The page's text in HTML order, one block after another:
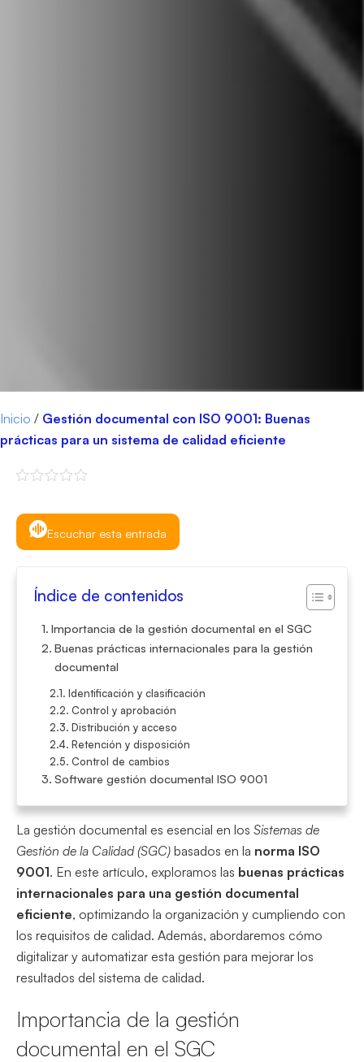
Inicio / Gestión documental con ISO 9001: Buenas
prácticas para un sistema de calidad eficiente
Escuchar esta entrada
Índice de contenidos
Importancia de la gestión documental en el SGC
Buenas prácticas internacionales para la gestión
documental
Identificación y clasificación
Control y aprobación
Distribución y acceso
Retención y disposición
Control de cambios
Software gestión documental ISO 9001
La gestión documental es esencial en los Sistemas de
Gestión de la Calidad (SGC) basados en la norma ISO
9001. En este artículo, exploramos las buenas prácticas
internacionales para una gestión documental
eficiente, optimizando la organización y cumpliendo con
los requisitos de calidad. Además, abordaremos cómo
digitalizar y automatizar esta gestión para mejorar los
resultados del sistema de calidad.
Importancia de la gestión
documental en el SGC